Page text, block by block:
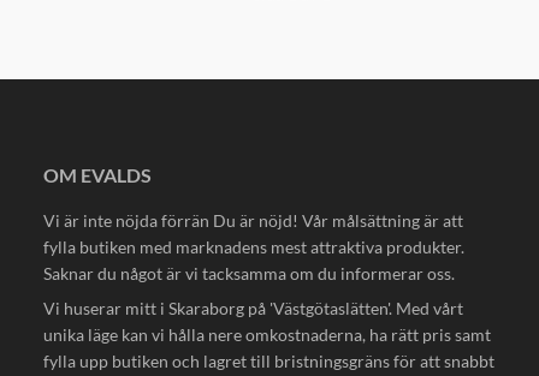
OM EVALDS
Vi är inte nöjda förrän Du är nöjd! Vår målsättning är att
fylla butiken med marknadens mest attraktiva produkter.
Saknar du något är vi tacksamma om du informerar oss.
Vi huserar mitt i Skaraborg på 'Västgötaslätten'. Med vårt
unika läge kan vi hålla nere omkostnaderna, ha rätt pris samt
fylla upp butiken och lagret till bristningsgräns för att snabbt